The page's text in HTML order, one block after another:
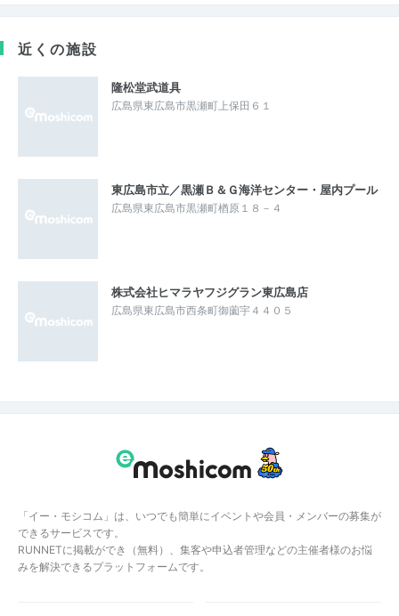
近くの施設
隆松堂武道具
広島県東広島市黒瀬町上保田６１
東広島市立／黒瀬Ｂ＆Ｇ海洋センター・屋内プール
広島県東広島市黒瀬町楢原１８－４
株式会社ヒマラヤフジグラン東広島店
広島県東広島市西条町御薗宇４４０５
「イー・モシコム」は、いつでも簡単にイベントや会員・メンバーの募集が
できるサービスです。
RUNNETに掲載ができ（無料）、集客や申込者管理などの主催者様のお悩
みを解決できるプラットフォームです。